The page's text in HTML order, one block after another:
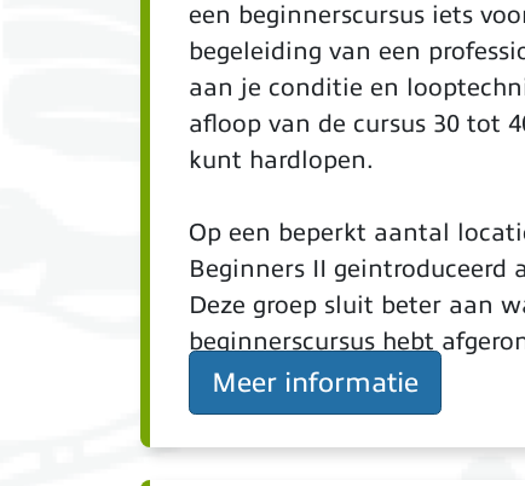
een beginnerscursus iets
begeleiding van een
aan je conditie en
afloop van de cursus 30 tot
kunt hardlopen.
Op een beperkt aantal
Beginners II geintroduceerd
Deze groep sluit beter aan
beginnerscursus hebt
Meer informatie